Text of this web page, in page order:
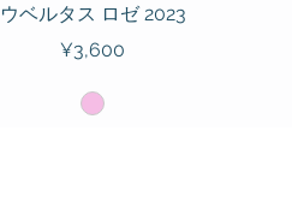
ウベルタス ロゼ 2023
Price
¥3,600